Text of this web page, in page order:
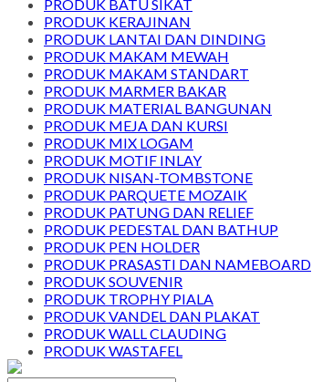
PRODUK BATU SIKAT
PRODUK KERAJINAN
PRODUK LANTAI DAN DINDING
PRODUK MAKAM MEWAH
PRODUK MAKAM STANDART
PRODUK MARMER BAKAR
PRODUK MATERIAL BANGUNAN
PRODUK MEJA DAN KURSI
PRODUK MIX LOGAM
PRODUK MOTIF INLAY
PRODUK NISAN-TOMBSTONE
PRODUK PARQUETE MOZAIK
PRODUK PATUNG DAN RELIEF
PRODUK PEDESTAL DAN BATHUP
PRODUK PEN HOLDER
PRODUK PRASASTI DAN NAMEBOARD
PRODUK SOUVENIR
PRODUK TROPHY PIALA
PRODUK VANDEL DAN PLAKAT
PRODUK WALL CLAUDING
PRODUK WASTAFEL